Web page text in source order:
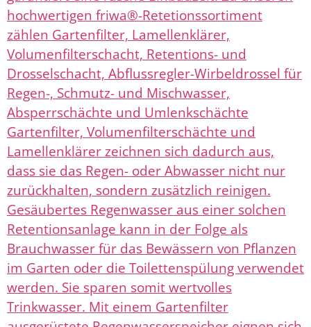
hochwertigen friwa®-Retetionssortiment
zählen Gartenfilter, Lamellenklärer,
Volumenfilterschacht, Retentions- und
Drosselschacht, Abflussregler-Wirbeldrossel für
Regen-, Schmutz- und Mischwasser,
Absperrschächte und Umlenkschächte
Gartenfilter, Volumenfilterschächte und
Lamellenklärer zeichnen sich dadurch aus,
dass sie das Regen- oder Abwasser nicht nur
zurückhalten, sondern zusätzlich reinigen.
Gesäubertes Regenwasser aus einer solchen
Retentionsanlage kann in der Folge als
Brauchwasser für das Bewässern von Pflanzen
im Garten oder die Toilettenspülung verwendet
werden. Sie sparen somit wertvolles
Trinkwasser. Mit einem Gartenfilter